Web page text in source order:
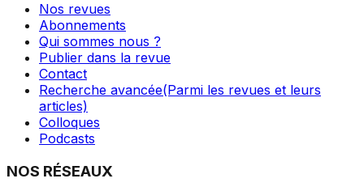
Nos revues
Abonnements
Qui sommes nous ?
Publier dans la revue
Contact
Recherche avancée(Parmi les revues et leurs
articles)
Colloques
Podcasts
NOS RÉSEAUX